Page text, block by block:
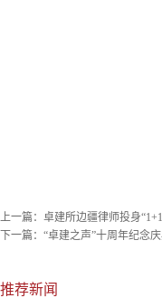
上一篇： 卓建所边疆律师投身
下一篇： “卓建之声”十周年纪念
推荐新闻